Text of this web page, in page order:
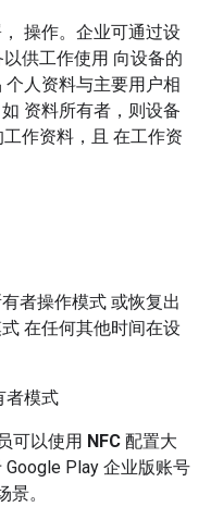
操作。企业可通过设
供工作使用 向设备的
人资料与主要用户相
资料所有者，则设备
作资料，且 在工作资
者操作模式 或恢复出
在任何其他时间在设
者模式
可以使用 NFC 配置大
Play 企业版账号
。